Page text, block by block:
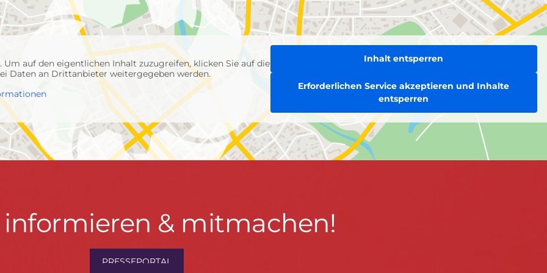
. Um auf den eigentlichen Inhalt zuzugreifen, klicken Sie auf die
Daten an Drittanbieter weitergegeben werden.
Inhalt entsperren
Erforderlichen Service akzeptieren und Inhalte
entsperren
& mitmachen!
PRESSEPORTAL